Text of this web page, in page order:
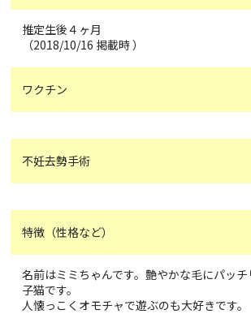
推定生後４ヶ月
（2018/10/16 掲載時 ）
ワクチン
不妊去勢手術
特徴（性格など）
名前はミミちゃんです。艶やかな毛にパッ
子猫です。
人懐っこくオモチャで遊ぶのも大好きです。